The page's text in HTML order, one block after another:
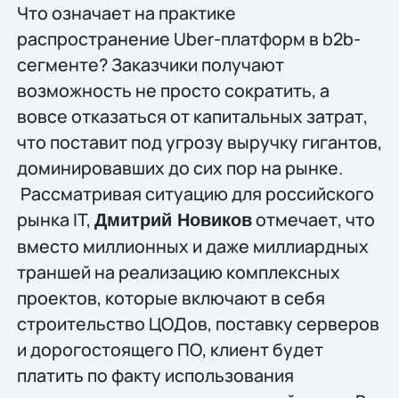
Что означает на практике
распространение Uber-платформ в b2b-
сегменте? Заказчики получают
возможность не просто сократить, а
вовсе отказаться от капитальных затрат,
что поставит под угрозу выручку гигантов,
доминировавших до сих пор на рынке.
Рассматривая ситуацию для российского
рынка IT, Дмитрий Новиковотмечает, что
вместо миллионных и даже миллиардных
траншей на реализацию комплексных
проектов, которые включают в себя
строительство ЦОДов, поставку серверов
и дорогостоящего ПО, клиент будет
платить по факту использования